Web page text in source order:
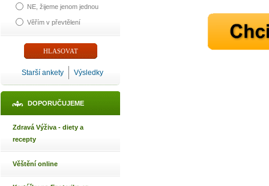
NE, žijeme jenom jednou
Věřím v převtělení
Starší ankety Výsledky
DOPORUČUJEME
Zdravá Výživa - diety a
recepty
Věštění online